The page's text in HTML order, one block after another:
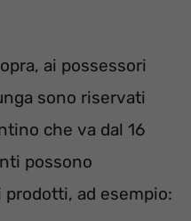
ai possessori
sono riservati
che va dal 16
possono
ad esempio: